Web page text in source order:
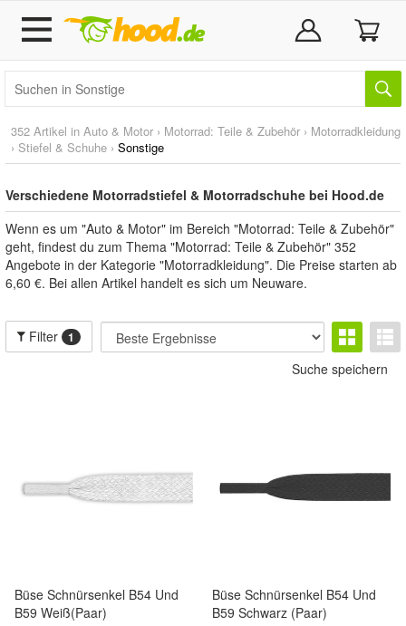
352 Artikel in Auto & Motor › Motorrad: Teile & Zubehör › Motorradkleidung
› Stiefel & Schuhe › Sonstige
Verschiedene Motorradstiefel & Motorradschuhe bei Hood.de
Wenn es um "Auto & Motor" im Bereich "Motorrad: Teile & Zubehör"
geht, findest du zum Thema "Motorrad: Teile & Zubehör" 352
Angebote in der Kategorie "Motorradkleidung". Die Preise starten ab
6,60 €. Bei allen Artikel handelt es sich um Neuware.
Filter 1
Suche speichern
Büse Schnürsenkel B54 Und
B59 Weiß(Paar)
Büse Schnürsenkel B54 Und
B59 Schwarz (Paar)